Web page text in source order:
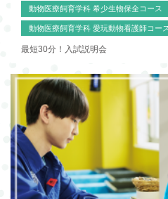
動物医療飼育学科 希少生物保全コース
動物医療飼育学科 愛玩動物看護師コース
最短30分！入試説明会